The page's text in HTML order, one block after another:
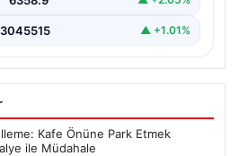
3045515 ▲ +1.01%
Kafe Önüne Park Etmek
ile Müdahale